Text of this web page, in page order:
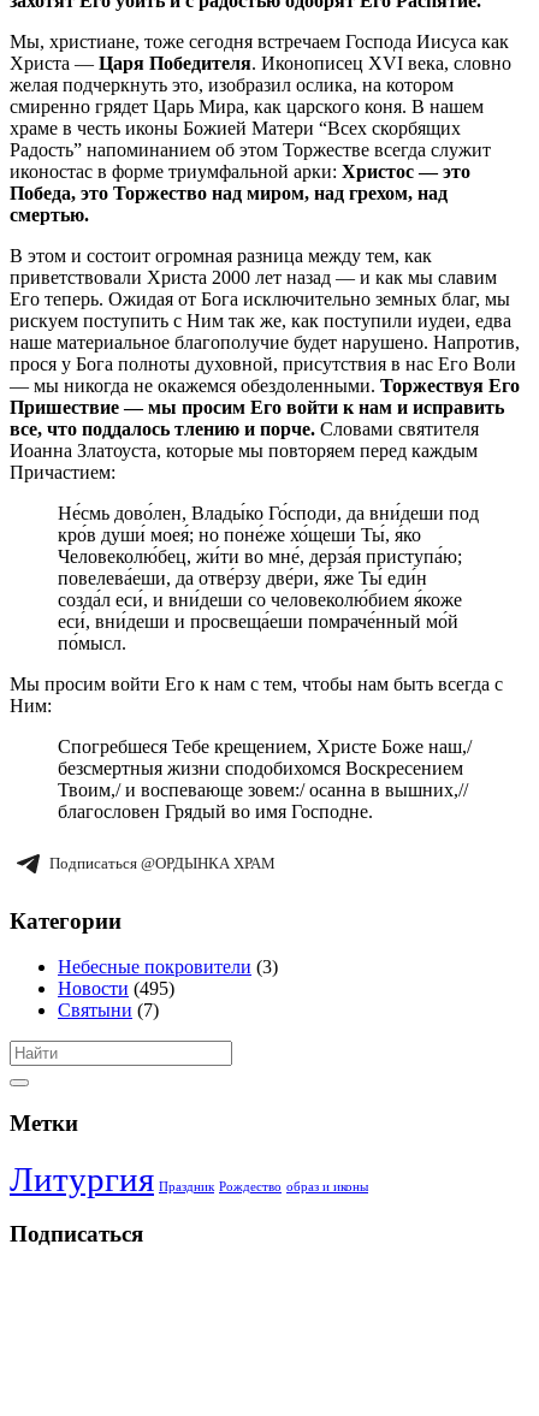
Мы, христиане, тоже сегодня встречаем Господа Иисуса как
Христа — Царя Победителя. Иконописец XVI века, словно
желая подчеркнуть это, изобразил ослика, на котором
смиренно грядет Царь Мира, как царского коня. В нашем
храме в честь иконы Божией Матери “Всех скорбящих
Радость” напоминанием об этом Торжестве всегда служит
иконостас в форме триумфальной арки: Христос — это
Победа, это Торжество над миром, над грехом, над
смертью.
В этом и состоит огромная разница между тем, как
приветствовали Христа 2000 лет назад — и как мы славим
Его теперь. Ожидая от Бога исключительно земных благ, мы
рискуем поступить с Ним так же, как поступили иудеи, едва
наше материальное благополучие будет нарушено. Напротив,
прося у Бога полноты духовной, присутствия в нас Его Воли
— мы никогда не окажемся обездоленными. Торжествуя Его
Пришествие — мы просим Его войти к нам и исправить
все, что поддалось тлению и порче. Словами святителя
Иоанна Златоуста, которые мы повторяем перед каждым
Причастием:
Не́смь дово́лен, Влады́ко Го́споди, да вни́деши под
кро́в души́ моея́; но поне́же хо́щеши Ты́, я́ко
Человеколю́бец, жи́ти во мне́, дерза́я приступа́ю;
повелева́еши, да отве́рзу две́ри, я́же Ты́ еди́н
созда́л еси́, и вни́деши со человеколю́бием я́коже
еси́, вни́деши и просвеща́еши помраче́нный мо́й
по́мысл.
Мы просим войти Его к нам с тем, чтобы нам быть всегда с
Ним:
Спогребшеся Тебе крещением, Христе Боже наш,/
безсмертныя жизни сподобихомся Воскресением
Твоим,/ и воспевающе зовем:/ осанна в вышних,//
благословен Грядый во имя Господне.
Подписаться @ОРДЫНКА ХРАМ
Категории
Небесные покровители (3)
Новости (495)
Святыни (7)
Метки
Литургия Праздник Рождество образ и иконы
Подписаться